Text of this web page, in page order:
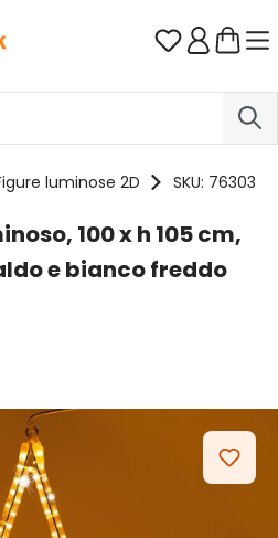
Hai 0
luminose 2D SKU: 76303
100 x h 105 cm,
e bianco freddo